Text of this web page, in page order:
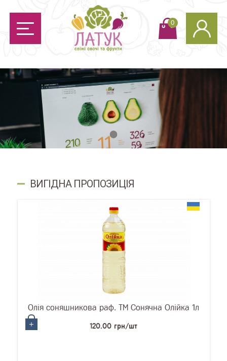
0
ВИГІДНА ПРОПОЗИЦІЯ
Олія соняшникова раф. ТМ Сонячна Олійка 1л
120.00 грн/шт